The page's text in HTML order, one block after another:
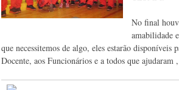
No final
amabilidade
que necessitemos de algo, eles estarão
Docente, aos Funcionários e a todos que